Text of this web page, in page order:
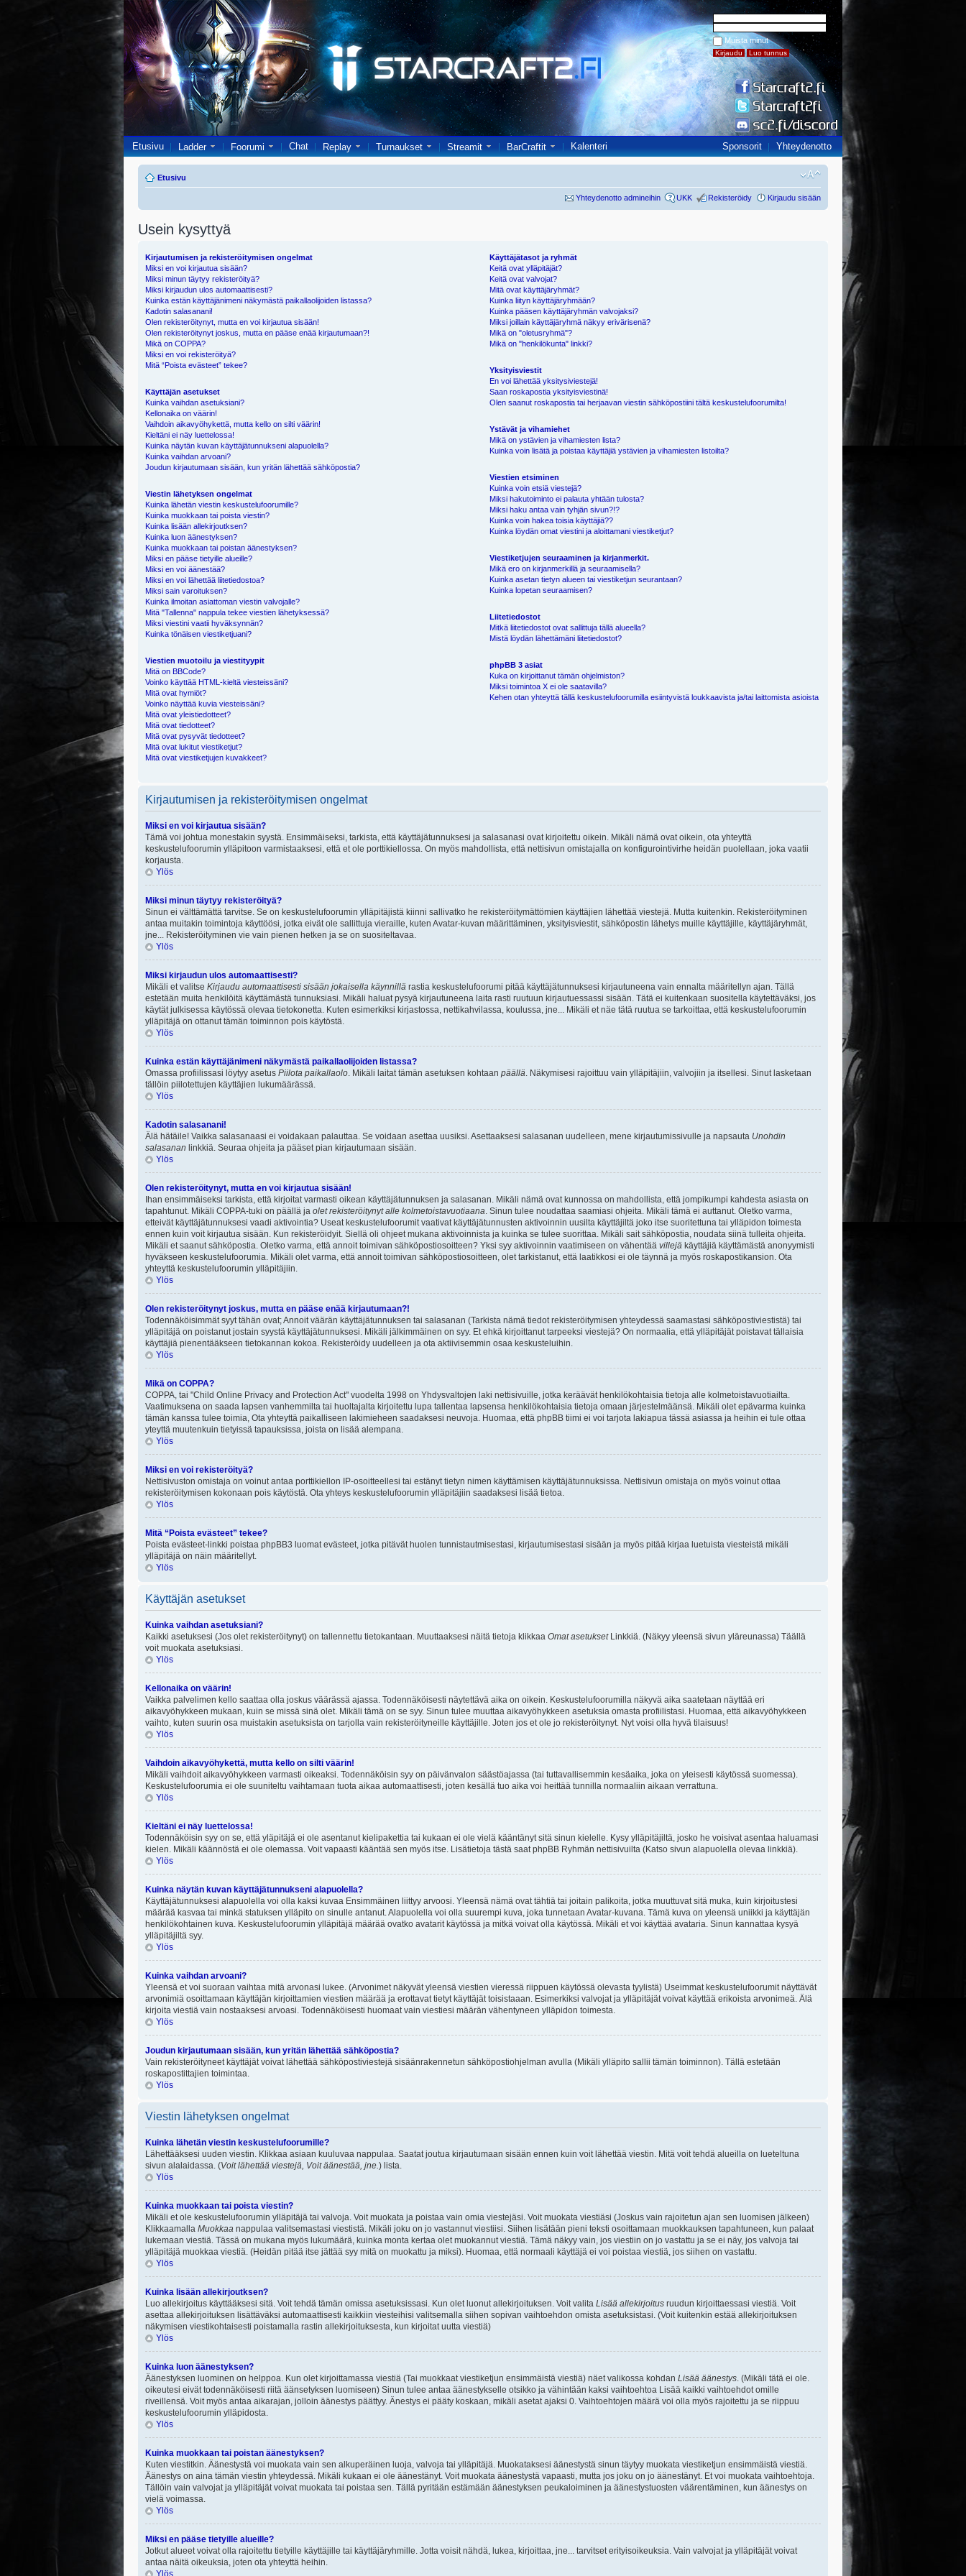
Muista minut
Etusivu Ladder Foorumi Chat Replay Turnaukset Streamit BarCraftit Kalenteri Sponsorit Yhteydenotto
Etusivu
Yhteydenotto admineihin UKK Rekisteröidy Kirjaudu sisään
Usein kysyttyä
Kirjautumisen ja rekisteröitymisen ongelmat
Miksi en voi kirjautua sisään?
Miksi minun täytyy rekisteröityä?
Miksi kirjaudun ulos automaattisesti?
Kuinka estän käyttäjänimeni näkymästä paikallaolijoiden listassa?
Kadotin salasanani!
Olen rekisteröitynyt, mutta en voi kirjautua sisään!
Olen rekisteröitynyt joskus, mutta en pääse enää kirjautumaan?!
Mikä on COPPA?
Miksi en voi rekisteröityä?
Mitä “Poista evästeet” tekee?
Käyttäjän asetukset
Kuinka vaihdan asetuksiani?
Kellonaika on väärin!
Vaihdoin aikavyöhykettä, mutta kello on silti väärin!
Kieltäni ei näy luettelossa!
Kuinka näytän kuvan käyttäjätunnukseni alapuolella?
Kuinka vaihdan arvoani?
Joudun kirjautumaan sisään, kun yritän lähettää sähköpostia?
Viestin lähetyksen ongelmat
Kuinka lähetän viestin keskustelufoorumille?
Kuinka muokkaan tai poista viestin?
Kuinka lisään allekirjoutksen?
Kuinka luon äänestyksen?
Kuinka muokkaan tai poistan äänestyksen?
Miksi en pääse tietyille alueille?
Miksi en voi äänestää?
Miksi en voi lähettää liitetiedostoa?
Miksi sain varoituksen?
Kuinka ilmoitan asiattoman viestin valvojalle?
Mitä "Tallenna" nappula tekee viestien lähetyksessä?
Miksi viestini vaatii hyväksynnän?
Kuinka tönäisen viestiketjuani?
Viestien muotoilu ja viestityypit
Mitä on BBCode?
Voinko käyttää HTML-kieltä viesteissäni?
Mitä ovat hymiöt?
Voinko näyttää kuvia viesteissäni?
Mitä ovat yleistiedotteet?
Mitä ovat tiedotteet?
Mitä ovat pysyvät tiedotteet?
Mitä ovat lukitut viestiketjut?
Mitä ovat viestiketjujen kuvakkeet?
Käyttäjätasot ja ryhmät
Keitä ovat ylläpitäjät?
Keitä ovat valvojat?
Mitä ovat käyttäjäryhmät?
Kuinka liityn käyttäjäryhmään?
Kuinka pääsen käyttäjäryhmän valvojaksi?
Miksi joillain käyttäjäryhmä näkyy erivärisenä?
Mikä on "oletusryhmä"?
Mikä on "henkilökunta" linkki?
Yksityisviestit
En voi lähettää yksitysiviestejä!
Saan roskapostia yksityisviestinä!
Olen saanut roskapostia tai herjaavan viestin sähköpostiini tältä keskustelufoorumilta!
Ystävät ja vihamiehet
Mikä on ystävien ja vihamiesten lista?
Kuinka voin lisätä ja poistaa käyttäjiä ystävien ja vihamiesten listoilta?
Viestien etsiminen
Kuinka voin etsiä viestejä?
Miksi hakutoiminto ei palauta yhtään tulosta?
Miksi haku antaa vain tyhjän sivun?!?
Kuinka voin hakea toisia käyttäjiä??
Kuinka löydän omat viestini ja aloittamani viestiketjut?
Viestiketjujen seuraaminen ja kirjanmerkit.
Mikä ero on kirjanmerkillä ja seuraamisella?
Kuinka asetan tietyn alueen tai viestiketjun seurantaan?
Kuinka lopetan seuraamisen?
Liitetiedostot
Mitkä liitetiedostot ovat sallittuja tällä alueella?
Mistä löydän lähettämäni liitetiedostot?
phpBB 3 asiat
Kuka on kirjoittanut tämän ohjelmiston?
Miksi toimintoa X ei ole saatavilla?
Kehen otan yhteyttä tällä keskustelufoorumilla esiintyvistä loukkaavista ja/tai laittomista asioista
Kirjautumisen ja rekisteröitymisen ongelmat
Miksi en voi kirjautua sisään?
Tämä voi johtua monestakin syystä. Ensimmäiseksi, tarkista, että käyttäjätunnuksesi ja salasanasi ovat kirjoitettu oikein. Mikäli nämä ovat oikein, ota yhteyttä
keskustelufoorumin ylläpitoon varmistaaksesi, että et ole porttikiellossa. On myös mahdollista, että nettisivun omistajalla on konfigurointivirhe heidän puolellaan, joka vaatii
korjausta.
Ylös
Miksi minun täytyy rekisteröityä?
Sinun ei välttämättä tarvitse. Se on keskustelufoorumin ylläpitäjistä kiinni sallivatko he rekisteröitymättömien käyttäjien lähettää viestejä. Mutta kuitenkin. Rekisteröityminen
antaa muitakin toimintoja käyttöösi, jotka eivät ole sallittuja vieraille, kuten Avatar-kuvan määrittäminen, yksityisviestit, sähköpostin lähetys muille käyttäjille, käyttäjäryhmät,
jne... Rekisteröityminen vie vain pienen hetken ja se on suositeltavaa.
Ylös
Miksi kirjaudun ulos automaattisesti?
Mikäli et valitse Kirjaudu automaattisesti sisään jokaisella käynnillä rastia keskustelufoorumi pitää käyttäjätunnuksesi kirjautuneena vain ennalta määritellyn ajan. Tällä
estetään muita henkilöitä käyttämästä tunnuksiasi. Mikäli haluat pysyä kirjautuneena laita rasti ruutuun kirjautuessassi sisään. Tätä ei kuitenkaan suositella käytettäväksi, jos
käytät julkisessa käytössä olevaa tietokonetta. Kuten esimerkiksi kirjastossa, nettikahvilassa, koulussa, jne... Mikäli et näe tätä ruutua se tarkoittaa, että keskustelufoorumin
ylläpitäjä on ottanut tämän toiminnon pois käytöstä.
Ylös
Kuinka estän käyttäjänimeni näkymästä paikallaolijoiden listassa?
Omassa profiilissasi löytyy asetus Piilota paikallaolo. Mikäli laitat tämän asetuksen kohtaan päällä. Näkymisesi rajoittuu vain ylläpitäjiin, valvojiin ja itsellesi. Sinut lasketaan
tällöin piilotettujen käyttäjien lukumäärässä.
Ylös
Kadotin salasanani!
Älä hätäile! Vaikka salasanaasi ei voidakaan palauttaa. Se voidaan asettaa uusiksi. Asettaaksesi salasanan uudelleen, mene kirjautumissivulle ja napsauta Unohdin
salasanan linkkiä. Seuraa ohjeita ja pääset pian kirjautumaan sisään.
Ylös
Olen rekisteröitynyt, mutta en voi kirjautua sisään!
Ihan ensimmäiseksi tarkista, että kirjoitat varmasti oikean käyttäjätunnuksen ja salasanan. Mikäli nämä ovat kunnossa on mahdollista, että jompikumpi kahdesta asiasta on
tapahtunut. Mikäli COPPA-tuki on päällä ja olet rekisteröitynyt alle kolmetoistavuotiaana. Sinun tulee noudattaa saamiasi ohjeita. Mikäli tämä ei auttanut. Oletko varma,
etteivät käyttäjätunnuksesi vaadi aktivointia? Useat keskustelufoorumit vaativat käyttäjätunnusten aktivoinnin uusilta käyttäjiltä joko itse suoritettuna tai ylläpidon toimesta
ennen kuin voit kirjautua sisään. Kun rekisteröidyit. Siellä oli ohjeet mukana aktivoinnista ja kuinka se tulee suorittaa. Mikäli sait sähköpostia, noudata siinä tulleita ohjeita.
Mikäli et saanut sähköpostia. Oletko varma, että annoit toimivan sähköpostiosoitteen? Yksi syy aktivoinnin vaatimiseen on vähentää villejä käyttäjiä käyttämästä anonyymisti
hyväkseen keskustelufoorumia. Mikäli olet varma, että annoit toimivan sähköpostiosoitteen, olet tarkistanut, että laatikkosi ei ole täynnä ja myös roskapostikansion. Ota
yhteyttä keskustelufoorumin ylläpitäjiin.
Ylös
Olen rekisteröitynyt joskus, mutta en pääse enää kirjautumaan?!
Todennäköisimmät syyt tähän ovat; Annoit väärän käyttäjätunnuksen tai salasanan (Tarkista nämä tiedot rekisteröitymisen yhteydessä saamastasi sähköpostiviestistä) tai
ylläpitäjä on poistanut jostain syystä käyttäjätunnuksesi. Mikäli jälkimmäinen on syy. Et ehkä kirjoittanut tarpeeksi viestejä? On normaalia, että ylläpitäjät poistavat tällaisia
käyttäjiä pienentääkseen tietokannan kokoa. Rekisteröidy uudelleen ja ota aktiivisemmin osaa keskusteluihin.
Ylös
Mikä on COPPA?
COPPA, tai "Child Online Privacy and Protection Act" vuodelta 1998 on Yhdysvaltojen laki nettisivuille, jotka keräävät henkilökohtaisia tietoja alle kolmetoistavuotiailta.
Vaatimuksena on saada lapsen vanhemmilta tai huoltajalta kirjoitettu lupa tallentaa lapsensa henkilökohtaisia tietoja omaan järjestelmäänsä. Mikäli olet epävarma kuinka
tämän kanssa tulee toimia, Ota yhteyttä paikalliseen lakimieheen saadaksesi neuvoja. Huomaa, että phpBB tiimi ei voi tarjota lakiapua tässä asiassa ja heihin ei tule ottaa
yteyttä muutenkuin tietyissä tapauksissa, joista on lisää alempana.
Ylös
Miksi en voi rekisteröityä?
Nettisivuston omistaja on voinut antaa porttikiellon IP-osoitteellesi tai estänyt tietyn nimen käyttämisen käyttäjätunnuksissa. Nettisivun omistaja on myös voinut ottaa
rekisteröitymisen kokonaan pois käytöstä. Ota yhteys keskustelufoorumin ylläpitäjiin saadaksesi lisää tietoa.
Ylös
Mitä “Poista evästeet” tekee?
Poista evästeet-linkki poistaa phpBB3 luomat evästeet, jotka pitävät huolen tunnistautmisestasi, kirjautumisestasi sisään ja myös pitää kirjaa luetuista viesteistä mikäli
ylläpitäjä on näin määritellyt.
Ylös
Käyttäjän asetukset
Kuinka vaihdan asetuksiani?
Kaikki asetuksesi (Jos olet rekisteröitynyt) on tallennettu tietokantaan. Muuttaaksesi näitä tietoja klikkaa Omat asetuksetLinkkiä. (Näkyy yleensä sivun yläreunassa) Täällä
voit muokata asetuksiasi.
Ylös
Kellonaika on väärin!
Vaikka palvelimen kello saattaa olla joskus väärässä ajassa. Todennäköisesti näytettävä aika on oikein. Keskustelufoorumilla näkyvä aika saatetaan näyttää eri
aikavyöhykkeen mukaan, kuin se missä sinä olet. Mikäli tämä on se syy. Sinun tulee muuttaa aikavyöhykkeen asetuksia omasta profiilistasi. Huomaa, että aikavyöhykkeen
vaihto, kuten suurin osa muistakin asetuksista on tarjolla vain rekisteröityneille käyttäjille. Joten jos et ole jo rekisteröitynyt. Nyt voisi olla hyvä tilaisuus!
Ylös
Vaihdoin aikavyöhykettä, mutta kello on silti väärin!
Mikäli vaihdoit aikavyöhykkeen varmasti oikeaksi. Todennäköisin syy on päivänvalon säästöajassa (tai tuttavallisemmin kesäaika, joka on yleisesti käytössä suomessa).
Keskustelufoorumia ei ole suuniteltu vaihtamaan tuota aikaa automaattisesti, joten kesällä tuo aika voi heittää tunnilla normaaliin aikaan verrattuna.
Ylös
Kieltäni ei näy luettelossa!
Todennäköisin syy on se, että yläpitäjä ei ole asentanut kielipakettia tai kukaan ei ole vielä kääntänyt sitä sinun kielelle. Kysy ylläpitäjiltä, josko he voisivat asentaa haluamasi
kielen. Mikäli käännöstä ei ole olemassa. Voit vapaasti kääntää sen myös itse. Lisätietoja tästä saat phpBB Ryhmän nettisivuilta (Katso sivun alapuolella olevaa linkkiä).
Ylös
Kuinka näytän kuvan käyttäjätunnukseni alapuolella?
Käyttäjätunnuksesi alapuolella voi olla kaksi kuvaa Ensimmäinen liittyy arvoosi. Yleensä nämä ovat tähtiä tai joitain palikoita, jotka muuttuvat sitä muka, kuin kirjoitustesi
määrää kasvaa tai minkä statuksen ylläpito on sinulle antanut. Alapuolella voi olla suurempi kuva, joka tunnetaan Avatar-kuvana. Tämä kuva on yleensä uniikki ja käyttäjän
henkilökohtainen kuva. Keskustelufoorumin ylläpitäjä määrää ovatko avatarit käytössä ja mitkä voivat olla käytössä. Mikäli et voi käyttää avataria. Sinun kannattaa kysyä
ylläpitäjiltä syy.
Ylös
Kuinka vaihdan arvoani?
Yleensä et voi suoraan vaihtaa mitä arvonasi lukee. (Arvonimet näkyvät yleensä viestien vieressä riippuen käytössä olevasta tyylistä) Useimmat keskustelufoorumit näyttävät
arvonimiä osoittamaan käyttäjän kirjoittamien viestien määrää ja erottavat tietyt käyttäjät toisistaaan. Esimerkiksi valvojat ja ylläpitäjät voivat käyttää erikoista arvonimeä. Älä
kirjoita viestiä vain nostaaksesi arvoasi. Todennäköisesti huomaat vain viestiesi määrän vähentyneen ylläpidon toimesta.
Ylös
Joudun kirjautumaan sisään, kun yritän lähettää sähköpostia?
Vain rekisteröityneet käyttäjät voivat lähettää sähköpostiviestejä sisäänrakennetun sähköpostiohjelman avulla (Mikäli ylläpito sallii tämän toiminnon). Tällä estetään
roskapostittajien toimintaa.
Ylös
Viestin lähetyksen ongelmat
Kuinka lähetän viestin keskustelufoorumille?
Lähettääksesi uuden viestin. Klikkaa asiaan kuuluvaa nappulaa. Saatat joutua kirjautumaan sisään ennen kuin voit lähettää viestin. Mitä voit tehdä alueilla on lueteltuna
sivun alalaidassa. (Voit lähettää viestejä, Voit äänestää, jne.) lista.
Ylös
Kuinka muokkaan tai poista viestin?
Mikäli et ole keskustelufoorumin ylläpitäjä tai valvoja. Voit muokata ja poistaa vain omia viestejäsi. Voit muokata viestiäsi (Joskus vain rajoitetun ajan sen luomisen jälkeen)
Klikkaamalla Muokkaa nappulaa valitsemastasi viestistä. Mikäli joku on jo vastannut viestiisi. Siihen lisätään pieni teksti osoittamaan muokkauksen tapahtuneen, kun palaat
lukemaan viestiä. Tässä on mukana myös lukumäärä, kuinka monta kertaa olet muokannut viestiä. Tämä näkyy vain, jos viestiin on jo vastattu ja se ei näy, jos valvoja tai
ylläpitäjä muokkaa viestiä. (Heidän pitää itse jättää syy mitä on muokattu ja miksi). Huomaa, että normaali käyttäjä ei voi poistaa viestiä, jos siihen on vastattu.
Ylös
Kuinka lisään allekirjoutksen?
Luo allekirjoitus käyttääksesi sitä. Voit tehdä tämän omissa asetuksissasi. Kun olet luonut allekirjoituksen. Voit valita Lisää allekirjoitus ruudun kirjoittaessasi viestiä. Voit
asettaa allekirjoituksen lisättäväksi automaattisesti kaikkiin viesteihisi valitsemalla siihen sopivan vaihtoehdon omista asetuksistasi. (Voit kuitenkin estää allekirjoituksen
näkymisen viestikohtaisesti poistamalla rastin allekirjoituksesta, kun kirjoitat uutta viestiä)
Ylös
Kuinka luon äänestyksen?
Äänestyksen luominen on helppoa. Kun olet kirjoittamassa viestiä (Tai muokkaat viestiketjun ensimmäistä viestiä) näet valikossa kohdan Lisää äänestys. (Mikäli tätä ei ole.
oikeutesi eivät todennäköisesti riitä äänsetyksen luomiseen) Sinun tulee antaa äänestykselle otsikko ja vähintään kaksi vaihtoehtoa Lisää kaikki vaihtoehdot omille
riveillensä. Voit myös antaa aikarajan, jolloin äänestys päättyy. Änestys ei pääty koskaan, mikäli asetat ajaksi 0. Vaihtoehtojen määrä voi olla myös rajoitettu ja se riippuu
keskustelufoorumin ylläpidosta.
Ylös
Kuinka muokkaan tai poistan äänestyksen?
Kuten viestitkin. Äänestystä voi muokata vain sen alkuperäinen luoja, valvoja tai ylläpitäjä. Muokataksesi äänestystä sinun täytyy muokata viestiketjun ensimmäistä viestiä.
Äänestys on aina tämän viestin yhteydessä. Mikäli kukaan ei ole äänestänyt. Voit muokata äänestystä vapaasti, mutta jos joku on jo äänestänyt. Et voi muokata vaihtoehtoja.
Tällöin vain valvojat ja ylläpitäjät voivat muokata tai poistaa sen. Tällä pyritään estämään äänestyksen peukaloiminen ja äänestystuosten väärentäminen, kun äänestys on
vielä voimassa.
Ylös
Miksi en pääse tietyille alueille?
Jotkut alueet voivat olla rajoitettu tietyille käyttäjille tai käyttäjäryhmille. Jotta voisit nähdä, lukea, kirjoittaa, jne... tarvitset erityisoikeuksia. Vain valvojat ja ylläpitäjät voivat
antaa näitä oikeuksia, joten ota yhteyttä heihin.
Ylös